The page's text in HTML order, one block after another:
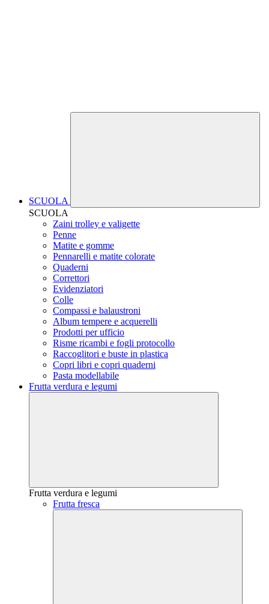
SCUOLA
SCUOLA
Zaini trolley e valigette
Penne
Matite e gomme
Pennarelli e matite colorate
Quaderni
Correttori
Evidenziatori
Colle
Compassi e balaustroni
Album tempere e acquerelli
Prodotti per ufficio
Risme ricambi e fogli protocollo
Raccoglitori e buste in plastica
Copri libri e copri quaderni
Pasta modellabile
Frutta verdura e legumi
Frutta verdura e legumi
Frutta fresca